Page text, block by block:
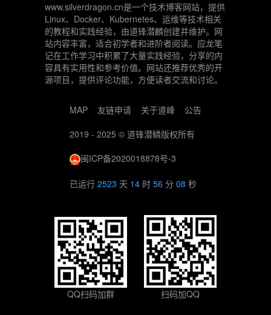
www.silverdragon.cn是一个技术博客网站，提供
Linux、Docker、Kubernetes、运维等技术相关
的教程和实践经验，由道锋潜麟创建并维护。网
站内容丰富，适合初学者和进阶者阅读。应龙笔
记在工作学习中积累了大量实践经验，分享的内
容具有实用性和参考价值。网站还推荐优秀的开
源项目，提供评论功能，方便读者交流和讨论。
MAP 友链申请 关于道峰
公告
2019 - 2025 © 道锋潜鳞版权所有
闽ICP备2020018878号-3
已运行 2523 天 14 时 56 分 09 秒
QQ扫码加群 扫码加QQ